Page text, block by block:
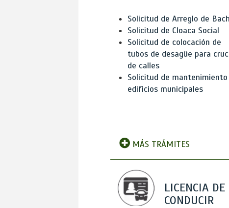
Solicitud de Arreglo de
Solicitud de Cloaca Social
Solicitud de colocación de
tubos de desagüe para
de calles
Solicitud de mantenimiento
edificios municipales
MÁS TRÁMITES
LICENCIA DE
CONDUCIR